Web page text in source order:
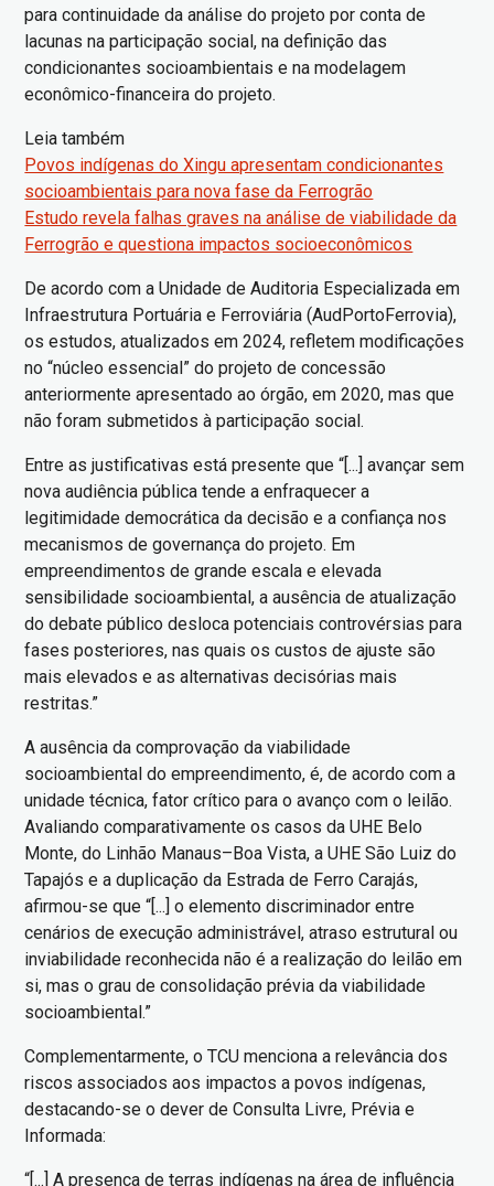
para continuidade da análise do projeto por conta de
lacunas na participação social, na definição das
condicionantes socioambientais e na modelagem
econômico-financeira do projeto.
Leia também
Povos indígenas do Xingu apresentam condicionantes
socioambientais para nova fase da Ferrogrão
Estudo revela falhas graves na análise de viabilidade da
Ferrogrão e questiona impactos socioeconômicos
De acordo com a Unidade de Auditoria Especializada em
Infraestrutura Portuária e Ferroviária (AudPortoFerrovia),
os estudos, atualizados em 2024, refletem modificações
no “núcleo essencial” do projeto de concessão
anteriormente apresentado ao órgão, em 2020, mas que
não foram submetidos à participação social.
Entre as justificativas está presente que “[...] avançar sem
nova audiência pública tende a enfraquecer a
legitimidade democrática da decisão e a confiança nos
mecanismos de governança do projeto. Em
empreendimentos de grande escala e elevada
sensibilidade socioambiental, a ausência de atualização
do debate público desloca potenciais controvérsias para
fases posteriores, nas quais os custos de ajuste são
mais elevados e as alternativas decisórias mais
restritas.”
A ausência da comprovação da viabilidade
socioambiental do empreendimento, é, de acordo com a
unidade técnica, fator crítico para o avanço com o leilão.
Avaliando comparativamente os casos da UHE Belo
Monte, do Linhão Manaus–Boa Vista, a UHE São Luiz do
Tapajós e a duplicação da Estrada de Ferro Carajás,
afirmou-se que “[...] o elemento discriminador entre
cenários de execução administrável, atraso estrutural ou
inviabilidade reconhecida não é a realização do leilão em
si, mas o grau de consolidação prévia da viabilidade
socioambiental.”
Complementarmente, o TCU menciona a relevância dos
riscos associados aos impactos a povos indígenas,
destacando-se o dever de Consulta Livre, Prévia e
Informada:
“[...] A presença de terras indígenas na área de influência